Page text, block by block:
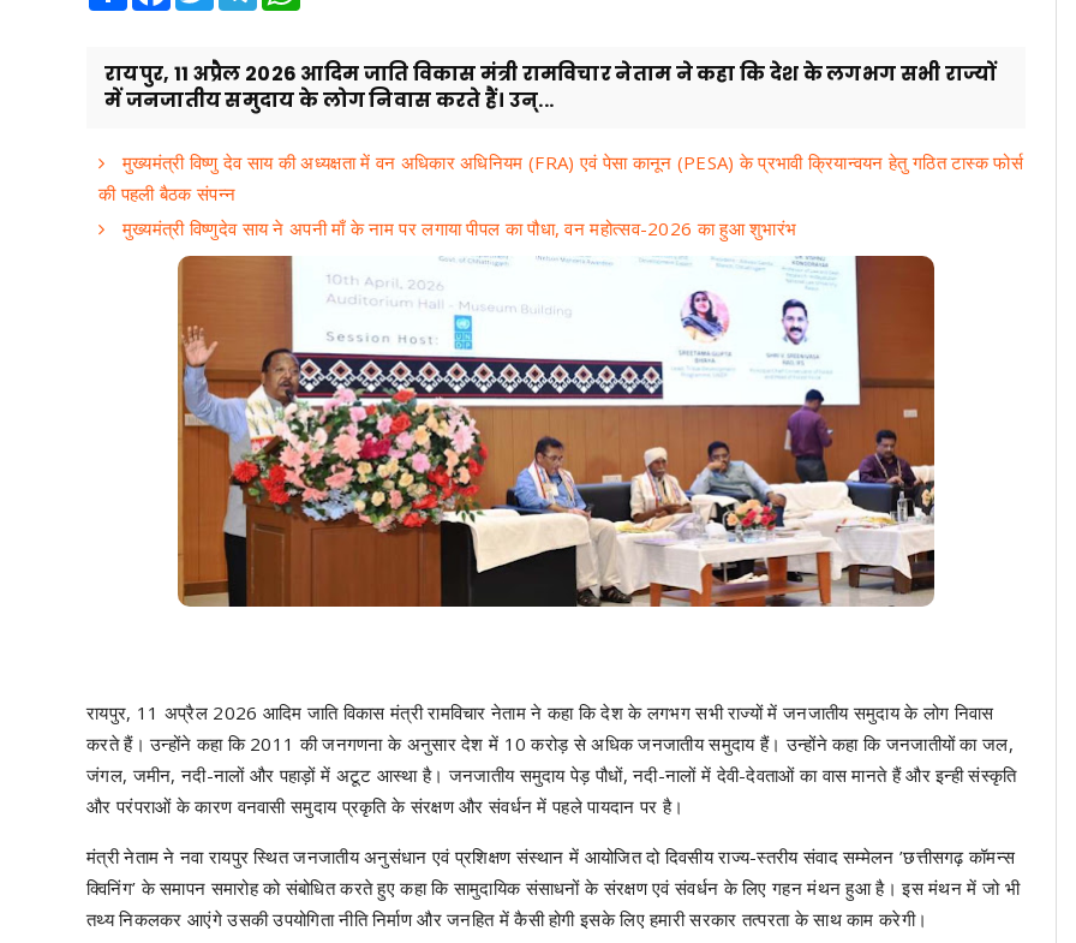
रायपुर, 11 अप्रैल 2026 आदिम जाति विकास मंत्री रामविचार नेताम ने कहा कि देश के लगभग सभी राज्यों
में जनजातीय समुदाय के लोग निवास करते हैं। उन्...
मुख्यमंत्री विष्णु देव साय की अध्यक्षता में वन अधिकार अधिनियम (FRA) एवं पेसा कानून (PESA) के प्रभावी क्रियान्वयन हेतु गठित टास्क फोर्स
की पहली बैठक संपन्न
मुख्यमंत्री विष्णुदेव साय ने अपनी माँ के नाम पर लगाया पीपल का पौधा, वन महोत्सव-2026 का हुआ शुभारंभ
रायपुर, 11 अप्रैल 2026 आदिम जाति विकास मंत्री रामविचार नेताम ने कहा कि देश के लगभग सभी राज्यों में जनजातीय समुदाय के लोग निवास
करते हैं। उन्होंने कहा कि 2011 की जनगणना के अनुसार देश में 10 करोड़ से अधिक जनजातीय समुदाय हैं। उन्होंने कहा कि जनजातीयों का जल,
जंगल, जमीन, नदी-नालों और पहाड़ों में अटूट आस्था है। जनजातीय समुदाय पेड़ पौधों, नदी-नालों में देवी-देवताओं का वास मानते हैं और इन्ही संस्कृति
और परंपराओं के कारण वनवासी समुदाय प्रकृति के संरक्षण और संवर्धन में पहले पायदान पर है।
मंत्री नेताम ने नवा रायपुर स्थित जनजातीय अनुसंधान एवं प्रशिक्षण संस्थान में आयोजित दो दिवसीय राज्य-स्तरीय संवाद सम्मेलन ’छत्तीसगढ़ कॉमन्स
क्विनिंग’ के समापन समारोह को संबोधित करते हुए कहा कि सामुदायिक संसाधनों के संरक्षण एवं संवर्धन के लिए गहन मंथन हुआ है। इस मंथन में जो भी
तथ्य निकलकर आएंगे उसकी उपयोगिता नीति निर्माण और जनहित में कैसी होगी इसके लिए हमारी सरकार तत्परता के साथ काम करेगी।